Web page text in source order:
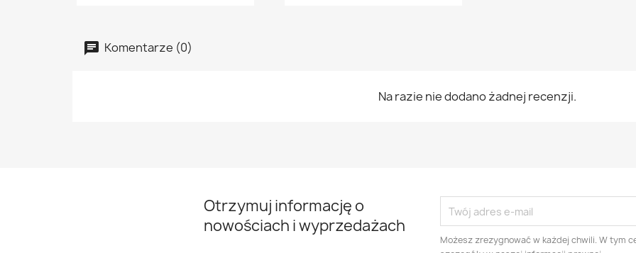
Komentarze (0)
Na razie nie dodano żadnej recenzji.
Otrzymuj informację o
nowościach i wyprzedażach
Możesz zrezygnować w każdej chwili. W tym